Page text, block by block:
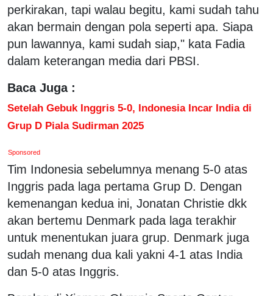
perkirakan, tapi walau begitu, kami sudah tahu
akan bermain dengan pola seperti apa. Siapa
pun lawannya, kami sudah siap," kata Fadia
dalam keterangan media dari PBSI.
Baca Juga :
Setelah Gebuk Inggris 5-0, Indonesia Incar India di
Grup D Piala Sudirman 2025
Sponsored
Tim Indonesia sebelumnya menang 5-0 atas
Inggris pada laga pertama Grup D. Dengan
kemenangan kedua ini, Jonatan Christie dkk
akan bertemu Denmark pada laga terakhir
untuk menentukan juara grup. Denmark juga
sudah menang dua kali yakni 4-1 atas India
dan 5-0 atas Inggris.